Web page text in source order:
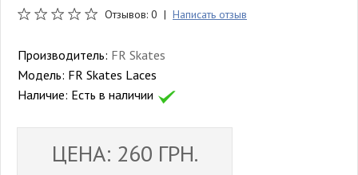
Отзывов: 0 | Написать отзыв
Производитель: FR Skates
Модель: FR Skates Laces
Наличие: Есть в наличии
ЦЕНА: 260 ГРН.